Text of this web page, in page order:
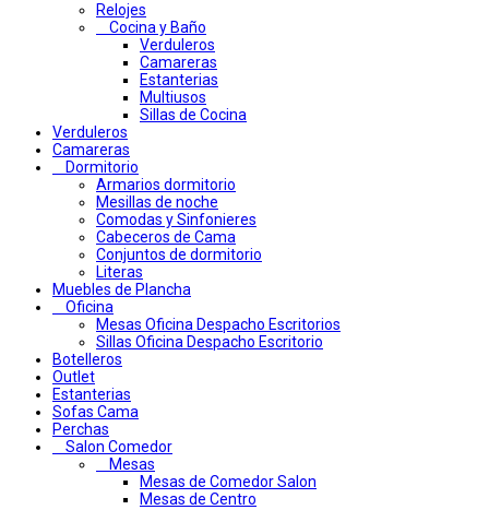
Relojes
Cocina y Baño
Verduleros
Camareras
Estanterias
Multiusos
Sillas de Cocina
Verduleros
Camareras
Dormitorio
Armarios dormitorio
Mesillas de noche
Comodas y Sinfonieres
Cabeceros de Cama
Conjuntos de dormitorio
Literas
Muebles de Plancha
Oficina
Mesas Oficina Despacho Escritorios
Sillas Oficina Despacho Escritorio
Botelleros
Outlet
Estanterias
Sofas Cama
Perchas
Salon Comedor
Mesas
Mesas de Comedor Salon
Mesas de Centro